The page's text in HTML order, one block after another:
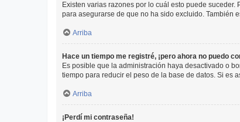
Existen varias razones por lo cuál esto puede
para asegurarse de que no ha sido excluido. También
Arriba
Hace un tiempo me registré, ¡pero ahora no puedo
Es posible que la administración haya desactivado o
tiempo para reducir el peso de la base de datos. Si es
Arriba
¡Perdí mi contraseña!